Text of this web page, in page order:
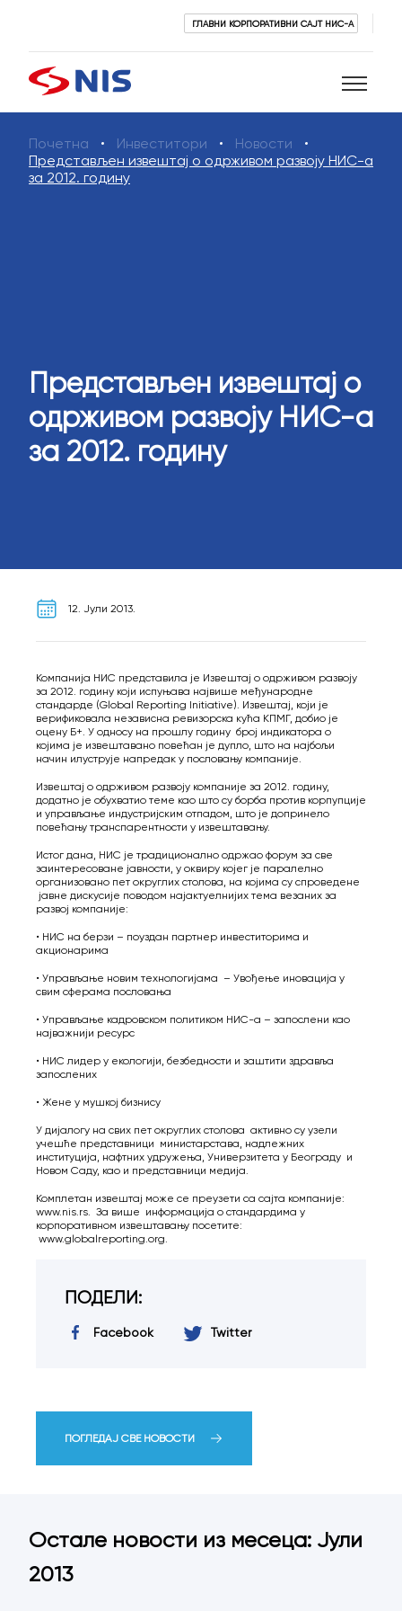
ГЛАВНИ КОРПОРАТИВНИ САЈТ НИС-А
Претражи
Почетна Инвеститори
Новости
Представљен извештај о одрживом развоју НИС-а
за 2012. годину
Представљен извештај о
одрживом развоју НИС-а
за 2012. годину
12. Јули 2013.
Компанија НИС представила је Извештај о одрживом развоју
за 2012. годину који испуњава највише међународне
стандарде (Global Reporting Initiative). Извештај, који је
верификовала независна ревизорска кућа КПМГ, добио је
оцену Б+. У односу на прошлу годину број индикатора о
којима је извештавано повећан је дупло, што на најбољи
начин илуструје напредак у пословању компаније.
Извештај о одрживом развоју компаније за 2012. годину,
додатно је обухватио теме као што су борба против корпупције
и управљање индустријским отпадом, што је допринело
повећању транспарентности у извештавању.
Истог дана, НИС је традиционално одржао форум за све
заинтересоване јавности, у оквиру којег је паралелно
организовано пет округлих столова, на којима су спроведене
јавне дискусије поводом најактуелнијих тема везаних за
развој компаније:
• НИС на берзи – поуздан партнер инвеститорима и
акционарима
• Управљање новим технологијама – Увођење иновација у
свим сферама пословања
• Управљање кадровском политиком НИС-а – запослени као
најважнији ресурс
• НИС лидер у екологији, безбедности и заштити здравља
запослених
• Жене у мушкој бизнису
У дијалогу на свих пет округлих столова активно су узели
учешће представници министарстава, надлежних
институција, нафтних удружења, Универзитета у Београду и
Новом Саду, као и представници медија.
Комплетан извештај може се преузети са сајта компаније:
www.nis.rs. За више информација о стандардима у
корпоративном извештавању посетите:
www.globalreporting.org.
ПОДЕЛИ:
Facebook Twitter
ПОГЛЕДАЈ СВЕ НОВОСТИ
Остале новости из месеца: Јули
2013